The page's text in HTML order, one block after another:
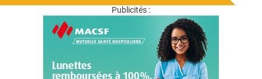
Publicités :